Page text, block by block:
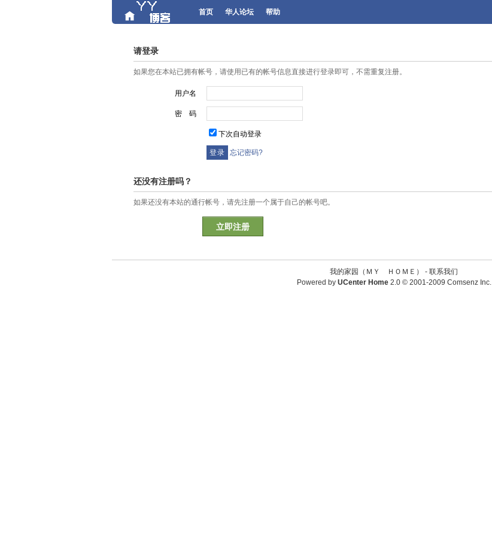
首页 华人论坛 帮助
请登录
如果您在本站已拥有帐号，请使用已有的帐号信息直接进行登录即可，不需重复注册。
用户名
密 码
下次自动登录
忘记密码?
还没有注册吗？
如果还没有本站的通行帐号，请先注册一个属于自己的帐号吧。
立即注册
我的家园（ＭＹ ＨＯＭＥ） - 联系我们
Powered by UCenter Home 2.0© 2001-2009 Comsenz Inc.